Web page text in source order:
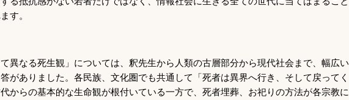
す。
て異なる死生観」については、釈先生から人類の古層部分から現代社会まで、幅広い
がありました。各民族、文化圏でも共通して「死者は異界へ行き、そして戻ってく
からの基本的な生命観が根付いている一方で、死者埋葬、お祀りの方法が各宗教に